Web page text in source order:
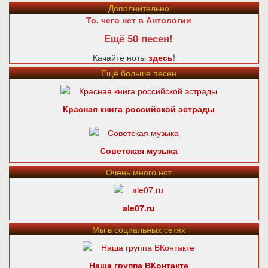
Дополнительно
То, чего нет в Антологии
Ещё 50 песен!
Качайте ноты здесь!
Ещё больше песен
Красная книга российской эстрады
Советская музыка
Очень много нот
ale07.ru
Мы в социальных сетях
Наша группа ВКонтакте